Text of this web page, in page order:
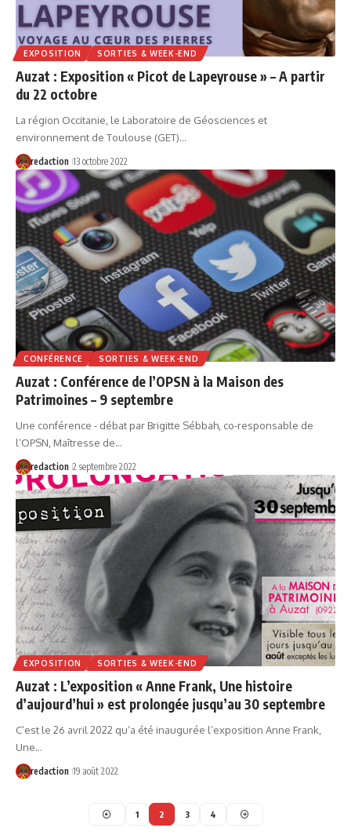
EXPOSITION SORTIES & WEEK-END
Auzat : Exposition « Picot de Lapeyrouse » – A partir
du 22 octobre
La région Occitanie, le Laboratoire de Géosciences et
environnement de Toulouse (GET)…
redaction 13 octobre 2022
CONFÉRENCE SORTIES & WEEK-END
Auzat : Conférence de l’OPSN à la Maison des
Patrimoines – 9 septembre
Une conférence - débat par Brigitte Sébbah, co-responsable de
l’OPSN, Maîtresse de…
redaction 2 septembre 2022
EXPOSITION SORTIES & WEEK-END
Auzat : L’exposition « Anne Frank, Une histoire
d’aujourd’hui » est prolongée jusqu’au 30 septembre
C’est le 26 avril 2022 qu’a été inaugurée l’exposition Anne Frank,
Une…
redaction 19 août 2022
1 2 3 4